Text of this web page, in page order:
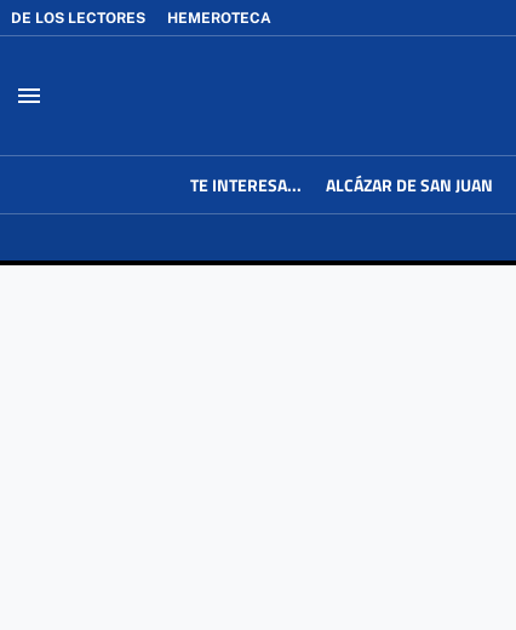
DE LOS LECTORES HEMEROTECA
menu
TE INTERESA... ALCÁZAR DE SAN JUAN